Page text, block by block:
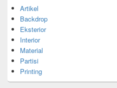
Artikel
Backdrop
Eksterior
Interior
Material
Partisi
Printing